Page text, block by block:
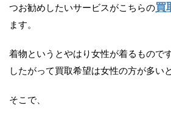
つお勧めしたいサービスがこちらの買
ます。
着物というとやはり女性が着るものです
したがって買取希望は女性の方が多い
そこで、